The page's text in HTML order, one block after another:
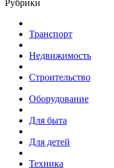
Рубрики
Транспорт
Недвижимость
Строительство
Оборудование
Для быта
Для детей
Техника